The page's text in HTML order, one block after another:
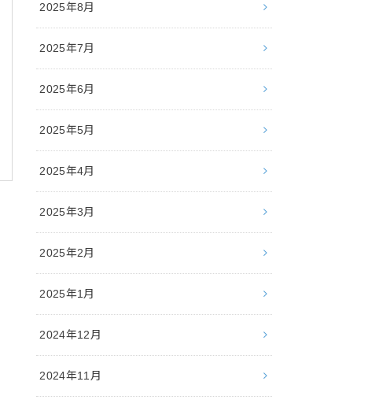
2025年8月
2025年7月
2025年6月
2025年5月
2025年4月
2025年3月
2025年2月
2025年1月
2024年12月
2024年11月